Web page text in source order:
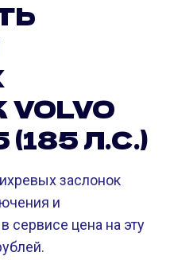
(185 Л.С.)
заслонок
и
сервисе цена на эту